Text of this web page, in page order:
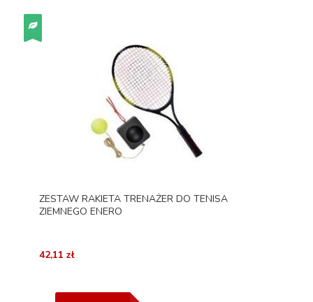
ZESTAW RAKIETA TRENAŻER DO TENISA
ZIEMNEGO ENERO
42,11 zł